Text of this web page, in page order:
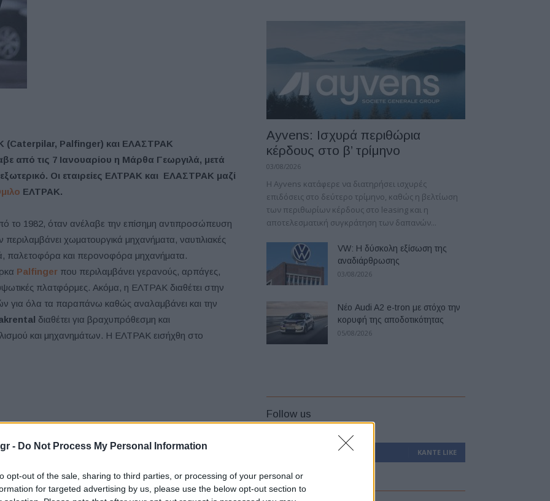
- Do Not Process My Personal Information
opt-out of the sale, sharing to third parties, or processing of your personal or
for targeted advertising by us, please use the below opt-out section to
(Caterpilar, Palfinger) και ΕΛΑΣΤΡΑΚ
από τις 7 Ιανουαρίου η Μάρθα Γεωργιλά, μετά
Οι εταιρείες ΕΛΤΡΑΚ και ΕΛΑΣΤΡΑΚ μαζί
ΕΛΤΡΑΚ.
το 1982, όταν ανέλαβε την επίσημη αντιπροσώπευση
χωματουργικά μηχανήματα, ναυτιλιακές
παλετοφόρα και περονοφόρα μηχανήματα.
Palfinger που περιλαμβάνει γερανούς, αρπάγες,
πλατφόρμες. Ακόμα, η ΕΛΤΡΑΚ διαθέτει στην
για όλα τα παραπάνω καθώς αναλαμβάνει και την
διαθέτει για βραχυπρόθεσμη και
και μηχανημάτων. Η ΕΛΤΡΑΚ εισήχθη στο
Ayvens: Iσχυρά περιθώρια
κέρδους στο β’ τρίμηνο
03/08/2026
Η Ayvens κατάφερε να διατηρήσει ισχυρές
επιδόσεις στο δεύτερο τρίμηνο, καθώς η βελτίωση
των περιθωρίων κέρδους στο leasing και η
αποτελεσματική συγκράτηση των δαπανών...
VW: Η δύσκολη εξίσωση της
αναδιάρθρωσης
03/08/2026
Νέο Audi A2 e-tron με στόχο την
κορυφή της αποδοτικότητας
05/08/2026
Follow us
Υποστηρικτές ΚΆΝΤΕ LIKE